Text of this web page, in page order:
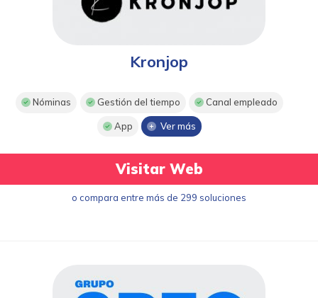
Kronjop
Nóminas Gestión del tiempo Canal empleado
App Ver más
Visitar Web
o compara entre más de 299 soluciones